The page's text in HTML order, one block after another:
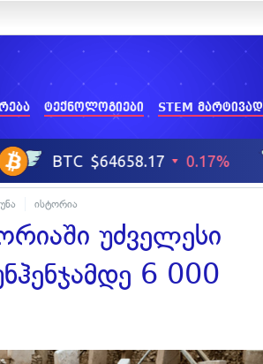
ტექნოლოგიები STEM მარტივად
ისტორია
უძველესი
6 000